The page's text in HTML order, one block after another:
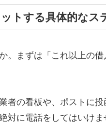
トする具体的なス
。まずは「これ以上の
者の看板や、ポストに
対に電話をしてはいけま